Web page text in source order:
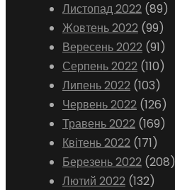
Листопад 2022 (89)
Жовтень 2022 (99)
Вересень 2022 (91)
Серпень 2022 (110)
Липень 2022 (103)
Червень 2022 (126)
Травень 2022 (169)
Квітень 2022 (171)
Березень 2022 (208)
Лютий 2022 (132)